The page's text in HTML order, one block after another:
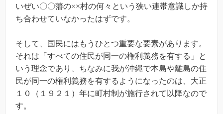
いぜい〇〇藩の××村の何々という狭い連帯意識しか持
ち合わせていなかったはずです。
そして、国民にはもうひとつ重要な要素があります。
それは「すべての住民が同一の権利義務を有する」と
いう理念であり、ちなみに我が沖縄で本島や離島の住
民が同一の権利義務を有するようになったのは、大正
１０（１９２１）年に町村制が施行されて以降なので
す。